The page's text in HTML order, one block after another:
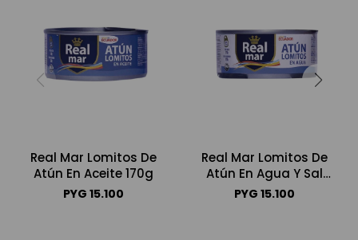
Real Mar Lomitos De
Atún En Aceite 170g
PYG 15.100
Real Mar Lomitos De
Atún En Agua Y Sal
170g
PYG 15.100